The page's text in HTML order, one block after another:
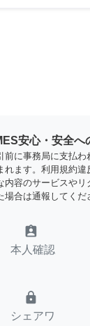
安心・安全へ
前に事務局に支払わ
れます。利用規約違
内容のサービスやリ
場合は通報してくだ
assignment_ind
本人確認
lock
シェアワ